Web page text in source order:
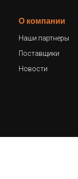
О компании
Наши партнеры
Поставщики
Новости